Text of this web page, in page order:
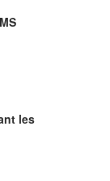
les